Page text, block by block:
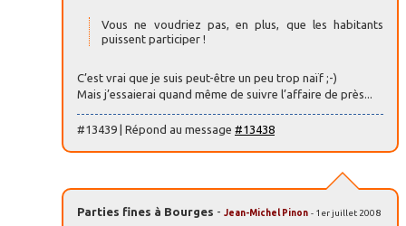
Vous ne voudriez pas, en plus, que les habitants
puissent participer !
C’est vrai que je suis peut-être un peu trop naïf ;-)
Mais j’essaierai quand même de suivre l’affaire de près...
#13439 | Répond au message #13438
Parties fines à Bourges - Jean-Michel Pinon - 1er juillet 2008